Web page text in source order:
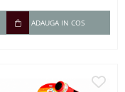
ADAUGA IN COS